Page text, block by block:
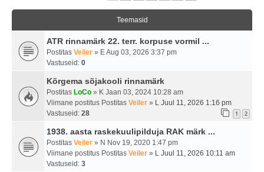
Teemasid
ATR rinnamärk 22. terr. korpuse vormil ...
Postitas Veiler » E Aug 03, 2026 3:37 pm
Vastuseid: 0
Kõrgema sõjakooli rinnamärk
Postitas LoCo » K Jaan 03, 2024 10:28 am
Viimane postitus Postitas Veiler » L Juul 11, 2026 1:16 pm
Vastuseid: 28 1 2
1938. aasta raskekuulipilduja RAK märk ...
Postitas Veiler » N Nov 19, 2020 1:47 pm
Viimane postitus Postitas Veiler » L Juul 11, 2026 10:11 am
Vastuseid: 3